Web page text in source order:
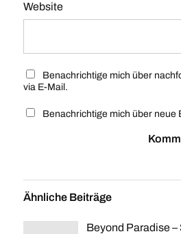
Website
Benachrichtige mich über
via E-Mail.
Benachrichtige mich über neue
Ähnliche Beiträge
Beyond Paradise